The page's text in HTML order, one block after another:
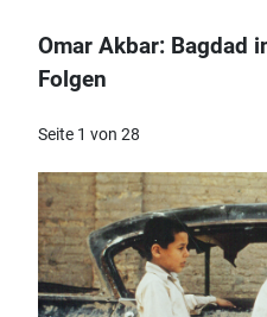
Omar Akbar: Bagdad
Folgen
Seite 1 von 28